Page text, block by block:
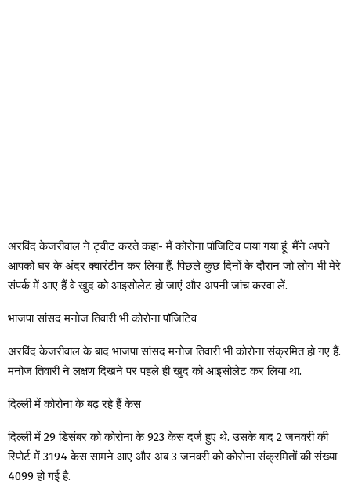
अरविंद केजरीवाल ने ट्वीट करते कहा- मैं कोरोना पॉजिटिव पाया गया हूं. मैंने अपने
आपको घर के अंदर क्वारंटीन कर लिया हैं. पिछले कुछ दिनों के दौरान जो लोग भी मेरे
संपर्क में आए हैं वे खुद को आइसोलेट हो जाएं और अपनी जांच करवा लें.
भाजपा सांसद मनोज तिवारी भी कोरोना पॉजिटिव
अरविंद केजरीवाल के बाद भाजपा सांसद मनोज तिवारी भी कोरोना संक्रमित हो गए हैं.
मनोज तिवारी ने लक्षण दिखने पर पहले ही खुद को आइसोलेट कर लिया था.
दिल्ली में कोरोना के बढ़ रहे हैं केस
दिल्ली में 29 डिसंबर को कोरोना के 923 केस दर्ज हुए थे. उसके बाद 2 जनवरी की
रिपोर्ट में 3194 केस सामने आए और अब 3 जनवरी को कोरोना संक्रमितों की संख्या
4099 हो गई है.